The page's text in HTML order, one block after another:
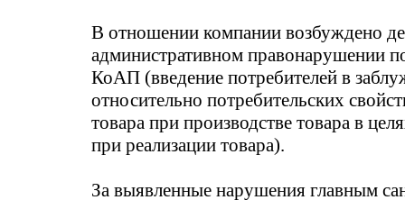
В отношении компании возбуждено
административном правонарушении
КоАП (введение потребителей в
относительно потребительских
товара при производстве товара в
при реализации товара).
За выявленные нарушения главным